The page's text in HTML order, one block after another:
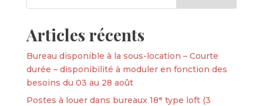
Articles récents
Bureau disponible à la sous-location – Courte
durée – disponibilité à moduler en fonction des
besoins du 03 au 28 août
Postes à louer dans bureaux 18ᵉ type loft (3